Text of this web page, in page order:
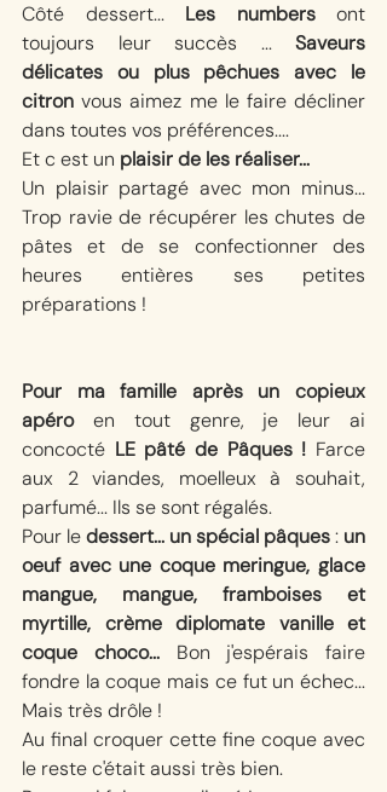
Côté dessert... Les numbers ont
toujours leur succès ... Saveurs
délicates ou plus pêchues avec le
citron vous aimez me le faire décliner
dans toutes vos préférences....
Et c est un plaisir de les réaliser...
Un plaisir partagé avec mon minus...
Trop ravie de récupérer les chutes de
pâtes et de se confectionner des
heures entières ses petites
préparations !
Pour ma famille après un copieux
apéro en tout genre, je leur ai
concocté LE pâté de Pâques ! Farce
aux 2 viandes, moelleux à souhait,
parfumé... Ils se sont régalés.
Pour le dessert... un spécial pâques : un
oeuf avec une coque meringue, glace
mangue, mangue, framboises et
myrtille, crème diplomate vanille et
coque choco... Bon j'espérais faire
fondre la coque mais ce fut un échec...
Mais très drôle !
Au final croquer cette fine coque avec
le reste c'était aussi très bien.